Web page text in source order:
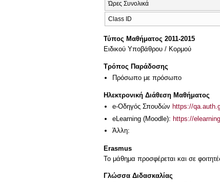
Ώρες Συνολικά
Class ID
Τύπος Μαθήματος 2011-2015
Ειδικού Υποβάθρου / Κορμού
Τρόπος Παράδοσης
Πρόσωπο με πρόσωπο
Ηλεκτρονική Διάθεση Μαθήματος
e-Οδηγός Σπουδών https://
eLearning (Moodle): https://
Άλλη:
Erasmus
Το μάθημα προσφέρεται και σε
Γλώσσα Διδασκαλίας